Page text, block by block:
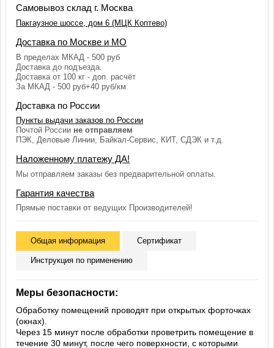
Самовывоз склад г. Москва
Пакгаузное шоссе, дом 6 (МЦК Коптево)
Доставка по Москве и МО
В пределах МКАД - 500 руб
Доставка до подъезда.
Доставка от 100 кг - доп. расчёт
За МКАД - 500 руб+40 руб/км
Доставка по России
Пункты выдачи заказов по России
Почтой России не отправляем
ПЭК, Деловые Линии, Байкал-Сервис, КИТ, СДЭК и т.д.
Наложенному платежу ДА!
Мы отправляем заказы без предварительной оплаты.
Гарантия качества
Прямые поставки от ведущих Производителей!
Общая информация Сертификат
Инструкция по применению
Меры безопасности:
Обработку помещений проводят при открытых форточках
(окнах).
Через 15 минут после обработки проветрить помещение в
течение 30 минут, после чего поверхности, с которыми